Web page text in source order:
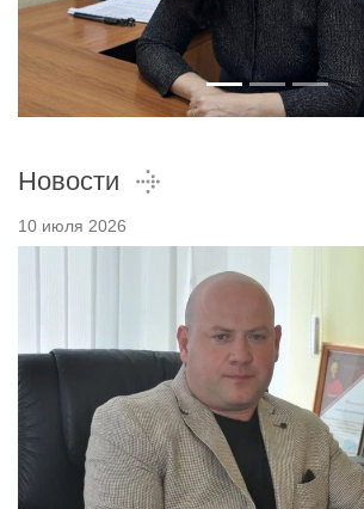
Новости
10 июля 2026